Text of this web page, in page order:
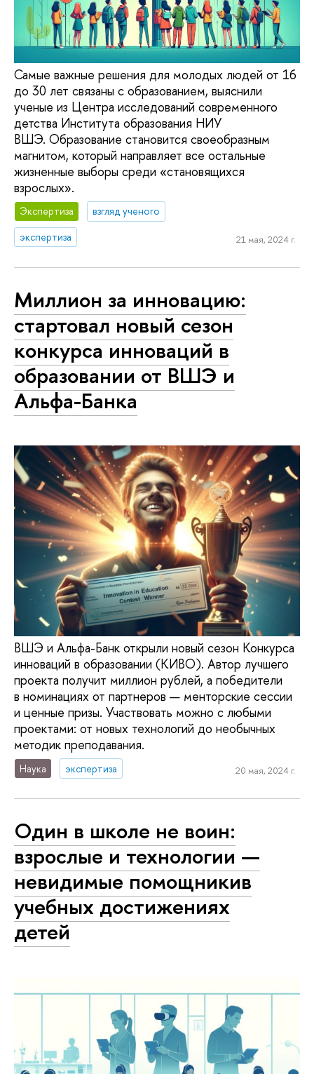
Самые важные решения для молодых людей от 16
до 30 лет связаны с образованием, выяснили
ученые из Центра исследований современного
детства Института образования НИУ
ВШЭ. Образование становится своеобразным
магнитом, который направляет все остальные
жизненные выборы среди «становящихся
взрослых».
Экспертиза
взгляд ученого
экспертиза
21 мая, 2024 г.
Миллион за инновацию:
стартовал новый сезон
конкурса инноваций в
образовании от ВШЭ и
Альфа-Банка
ВШЭ и Альфа-Банк открыли новый сезон Конкурса
инноваций в образовании (КИВО). Автор лучшего
проекта получит миллион рублей, а победители
в номинациях от партнеров — менторские сессии
и ценные призы. Участвовать можно с любыми
проектами: от новых технологий до необычных
методик преподавания.
Наука экспертиза 20 мая, 2024 г.
Один в школе не воин:
взрослые и технологии —
невидимые помощникив
учебных достижениях
детей